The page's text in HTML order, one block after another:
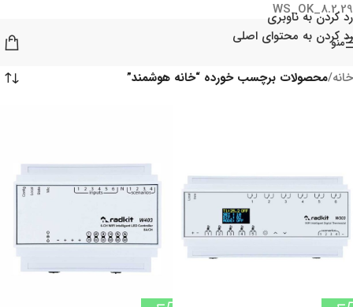
WS_OK_8.2.29
رد کردن به ناوبری
رد کردن به محتوای اصلی
منو
خانه/محصولات برچسب خورده “خانه هوشمند”